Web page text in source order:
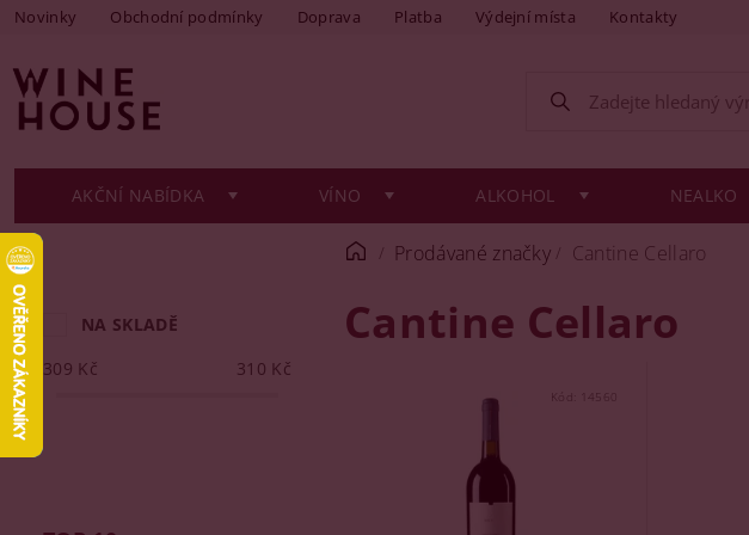
Novinky Obchodní podmínky Doprava Platba Výdejní místa Kontakty
AKČNÍ NABÍDKA VÍNO ALKOHOL NEALKO
NA SKLADĚ
309 Kč 310 Kč
Prodávané značky Cantine Cellaro
Cantine Cellaro
Kód: 14560